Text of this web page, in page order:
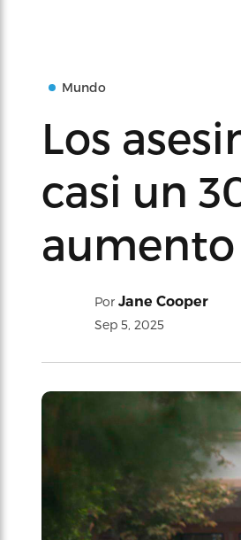
Mundo
Los
casi un
aumento
Por Jane Cooper
Sep 5, 2025